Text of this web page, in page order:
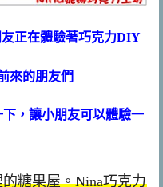
正在體驗著巧克力DIY
來的朋友們
，讓小朋友可以體驗一